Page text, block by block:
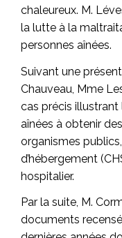
chaleureux. M.
la lutte à la
personnes aînées.
Suivant une
Chauveau, Mme
cas précis
aînées à obtenir
organismes
d’hébergement
hospitalier.
Par la suite, M.
documents